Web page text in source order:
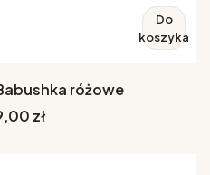
Do
koszyka
różowe
zł